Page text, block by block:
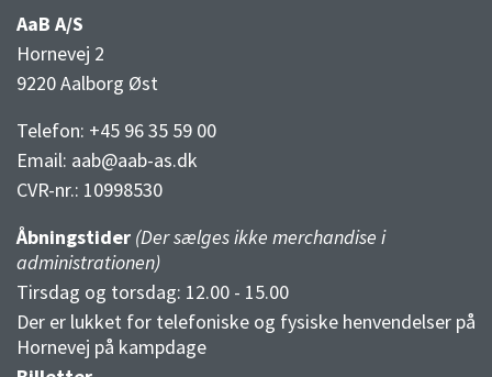
AaB A/S
Hornevej 2
9220 Aalborg Øst
Telefon: +45 96 35 59 00
Email: aab@aab-as.dk
CVR-nr.: 10998530
Åbningstider (Der sælges ikke merchandise i
administrationen)
Tirsdag og torsdag: 12.00 - 15.00
Der er lukket for telefoniske og fysiske henvendelser på
Hornevej på kampdage